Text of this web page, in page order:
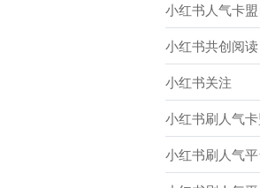
小红书人气卡
小红书共创阅读
小红书关注
小红书刷人气
小红书刷人气